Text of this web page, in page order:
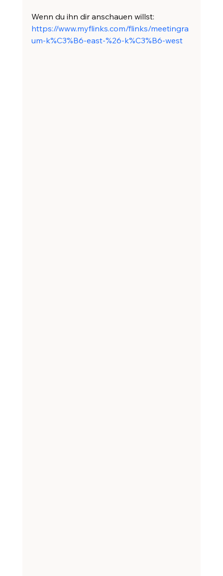
Wenn du ihn dir anschauen willst:
https://www.myflinks.com/flinks/meetingra
um-k%C3%B6-east-%26-k%C3%B6-west